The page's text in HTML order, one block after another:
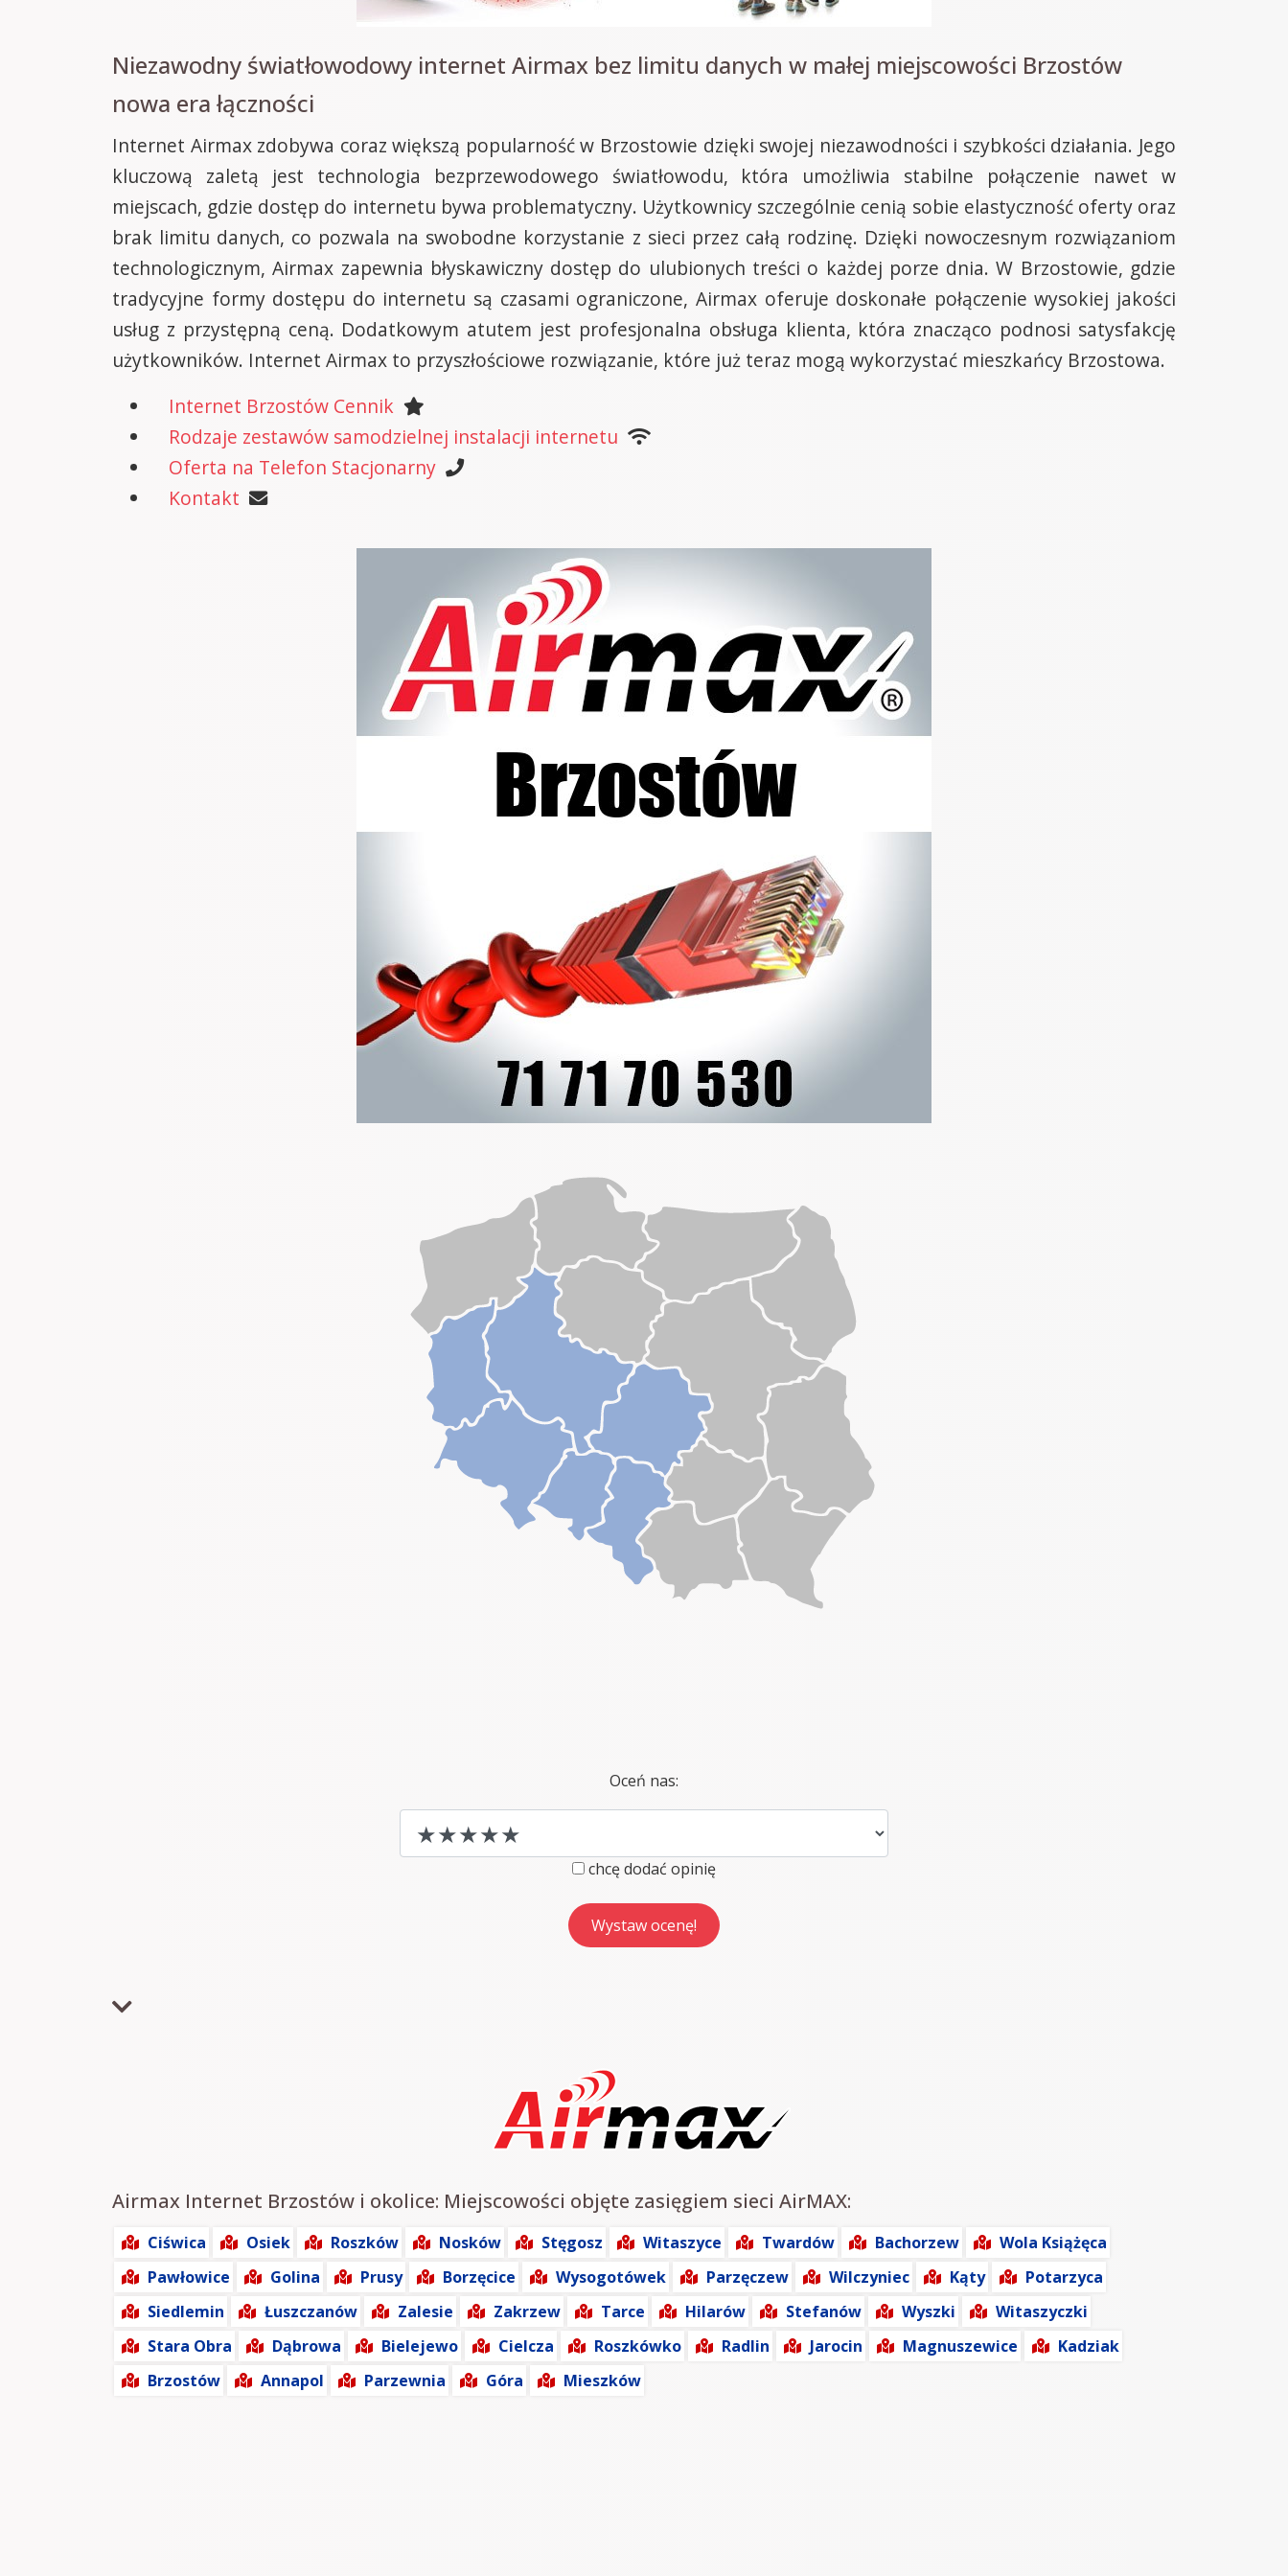
Niezawodny światłowodowy internet Airmax bez limitu danych w małej miejscowości Brzostów
nowa era łączności
Internet Airmax zdobywa coraz większą popularność w Brzostowie dzięki swojej niezawodności i szybkości działania. Jego
kluczową zaletą jest technologia bezprzewodowego światłowodu, która umożliwia stabilne połączenie nawet w
miejscach, gdzie dostęp do internetu bywa problematyczny. Użytkownicy szczególnie cenią sobie elastyczność oferty oraz
brak limitu danych, co pozwala na swobodne korzystanie z sieci przez całą rodzinę. Dzięki nowoczesnym rozwiązaniom
technologicznym, Airmax zapewnia błyskawiczny dostęp do ulubionych treści o każdej porze dnia. W Brzostowie, gdzie
tradycyjne formy dostępu do internetu są czasami ograniczone, Airmax oferuje doskonałe połączenie wysokiej jakości
usług z przystępną ceną. Dodatkowym atutem jest profesjonalna obsługa klienta, która znacząco podnosi satysfakcję
użytkowników. Internet Airmax to przyszłościowe rozwiązanie, które już teraz mogą wykorzystać mieszkańcy Brzostowa.
Internet Brzostów Cennik
Rodzaje zestawów samodzielnej instalacji internetu
Oferta na Telefon Stacjonarny
Kontakt
Oceń nas:
chcę dodać opinię
Airmax Internet Brzostów i okolice: Miejscowości objęte zasięgiem sieci AirMAX:
Ciświca Osiek Roszków Nosków Stęgosz Witaszyce Twardów Bachorzew
Wola Książęca
Pawłowice
Golina Prusy Borzęcice Wysogotówek Parzęczew Wilczyniec Kąty
Potarzyca
Siedlemin
Łuszczanów Zalesie Zakrzew Tarce Hilarów Stefanów Wyszki
Witaszyczki
Stara Obra
Dąbrowa Bielejewo Cielcza Roszkówko Radlin Jarocin Magnuszewice
Kadziak
Brzostów
Annapol Parzewnia Góra Mieszków